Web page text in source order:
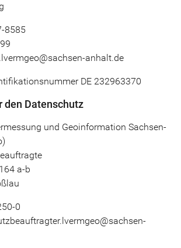
8585
anhalt.de
DE 232963370
den Datenschutz
und Geoinformation Sachsen-
a-b
0